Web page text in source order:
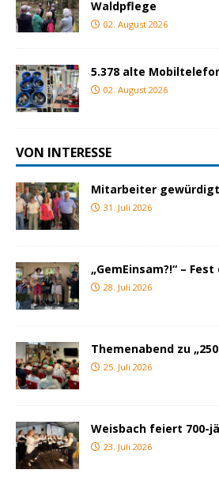
Waldpflege
02. August 2026
5.378 alte
02. August 2026
VON INTERESSE
Mitarbeiter
31. Juli 2026
„GemEinsam?!“ –
28. Juli 2026
Themenabend zu „250
25. Juli 2026
Weisbach feiert 700-
23. Juli 2026